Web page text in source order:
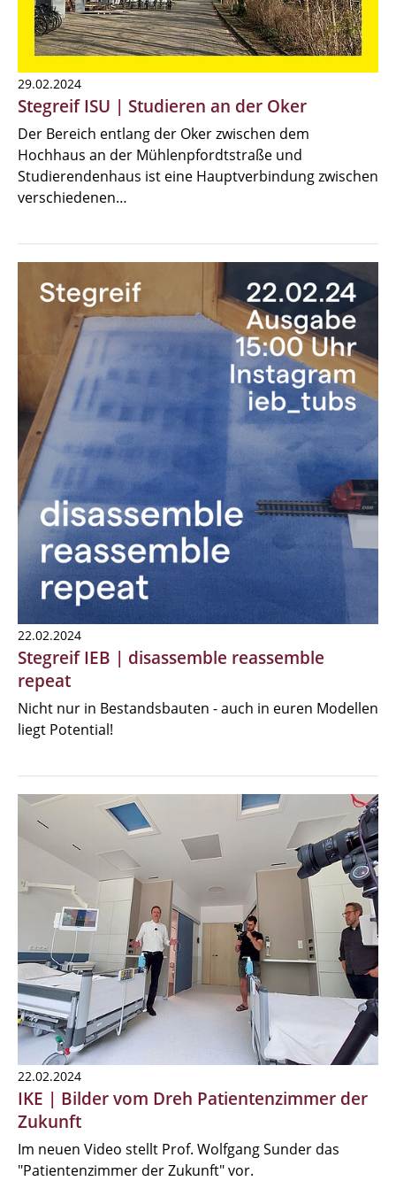
29.02.2024
Stegreif ISU | Studieren an der Oker
Der Bereich entlang der Oker zwischen dem
Hochhaus an der Mühlenpfordtstraße und
Studierendenhaus ist eine Hauptverbindung zwischen
verschiedenen…
22.02.2024
Stegreif IEB | disassemble reassemble
repeat
Nicht nur in Bestandsbauten - auch in euren Modellen
liegt Potential!
22.02.2024
IKE | Bilder vom Dreh Patientenzimmer der
Zukunft
Im neuen Video stellt Prof. Wolfgang Sunder das
"Patientenzimmer der Zukunft" vor.